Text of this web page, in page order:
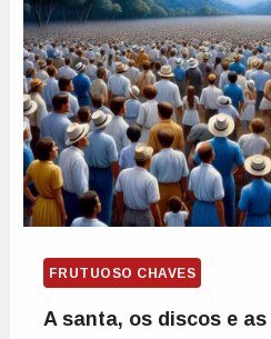
FRUTUOSO CHAVES
A santa, os discos e